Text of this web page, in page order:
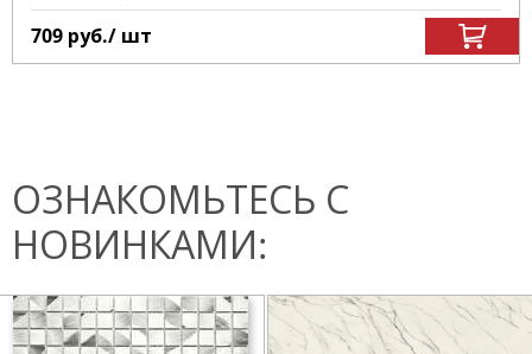
709 руб./ шт
ОЗНАКОМЬТЕСЬ С
НОВИНКАМИ: